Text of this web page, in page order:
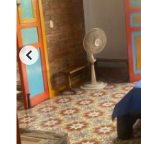
mark
key
to
get
the
keyboard
shortcuts